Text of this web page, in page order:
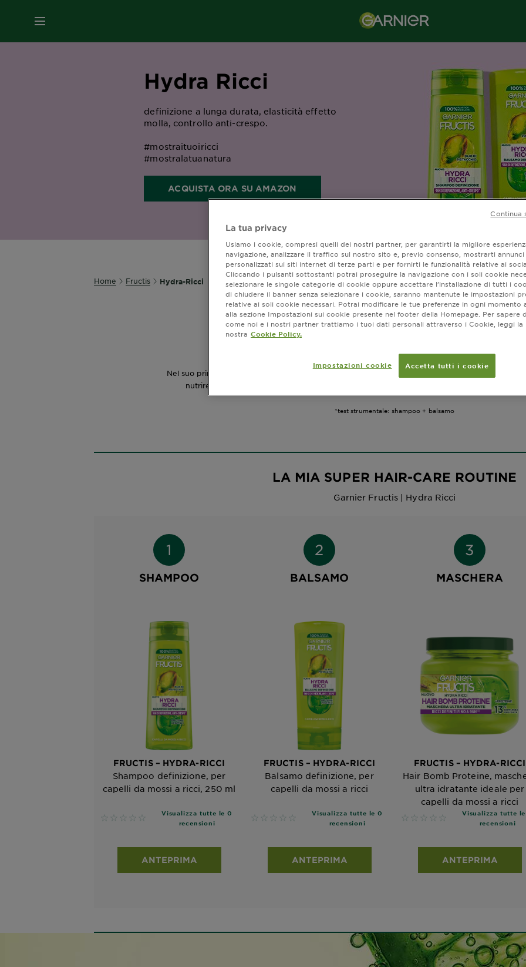
MENU
Hydra Ricci
definizione a lunga durata, elasticità effetto
molla, controllo anti-crespo.
#mostraituoiricci
#mostralatuanatura
ACQUISTA ORA SU AMAZON
Home Fructis Hydra-Ricci
Nel suo primo trattamento contouring, Fructis combina l’olio di pistacchio con la pectina della
nutrire intensamente e definire perfettamente i tuoi ricci. 96h di effetto anti-crespo anche
*test strumentale: shampoo + balsamo
LA MIA SUPER HAIR-CARE ROUTINE
Garnier Fructis | Hydra Ricci
SHAMPOO
FRUCTIS – HYDRA-RICCI
Shampoo definizione, per
capelli da mossi a ricci, 250 ml
No reviews
Visualizza tutte le 0
recensioni
ANTEPRIMA
BALSAMO
FRUCTIS – HYDRA-RICCI
Balsamo definizione, per
capelli da mossi a ricci
No reviews
Visualizza tutte le 0
recensioni
ANTEPRIMA
MASCHERA
FRUCTIS – HYDRA-RICCI
Hair Bomb Proteine,
ultra idratante ideale per
capelli da mossi a ricci
No reviews
Visualizza tutte
recensioni
ANTEPRIMA
La tua privacy
Usiamo i cookie, compresi quelli dei nostri partner, per garantirti la migliore
navigazione, analizzare il traffico sul nostro sito e, previo consenso, mostrarti annunci
personalizzati sui siti internet di terze parti e per fornirti le funzionalità relative ai
Cliccando i pulsanti sottostanti potrai proseguire la navigazione con i soli cookie
selezionare le singole categorie di cookie oppure accettare l’installazione di tutti i
di chiudere il banner senza selezionare i cookie, saranno mantenute le impostazioni
relative ai soli cookie necessari. Potrai modificare le tue preferenze in ogni momento
alla sezione Impostazioni sui cookie presente nel footer della Homepage. Per sapere
come noi e i nostri partner trattiamo i tuoi dati personali attraverso i Cookie, leggi la
nostra Cookie Policy.
Impostazioni cookie Accetta tutti i cookie
Continua